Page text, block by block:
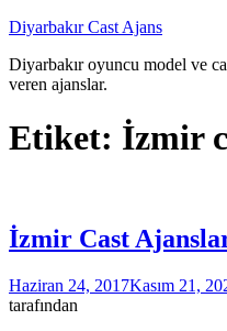
İçeriğe
Diyarbakır Cast Ajans
Diyarbakır oyuncu model ve
veren ajanslar.
Etiket: İzmir
İzmir Cast
Haziran 24, 2017Kasım 21,
tarafından